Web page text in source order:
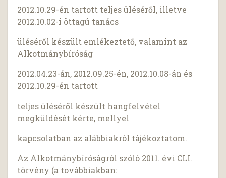
2012.10.29-én tartott teljes üléséről, illetve
2012.10.02-i öttagú tanács
üléséről készült emlékeztető, valamint az
Alkotmánybíróság
2012.04.23-án, 2012.09.25-én, 2012.10.08-án és
2012.10.29-én tartott
teljes üléséről készült hangfelvétel
megküldését kérte, mellyel
kapcsolatban az alábbiakról tájékoztatom.
Az Alkotmánybíróságról szóló 2011. évi CLI.
törvény (a továbbiakban: